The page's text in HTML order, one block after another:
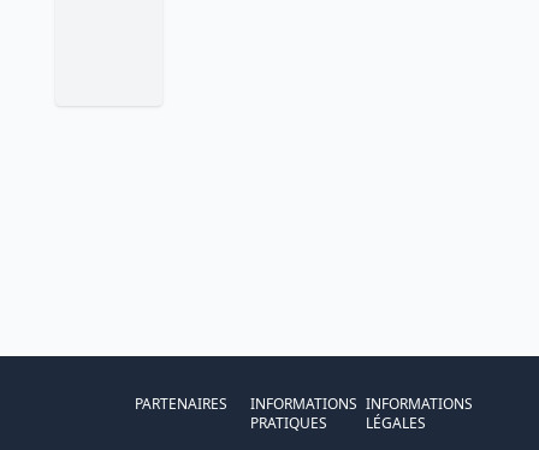
PARTENAIRES
INFORMATIONS
PRATIQUES
INFORMATIONS
LÉGALES